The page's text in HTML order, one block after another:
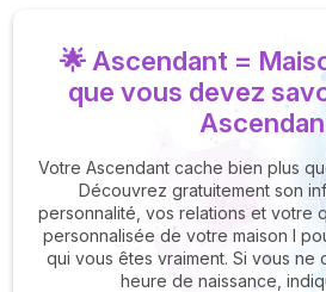
🌟 Ascendant =
que vous devez
Votre Ascendant cache bien plus
Découvrez gratuitement son
personnalité, vos relations et votre
personnalisée de votre maison I
qui vous êtes vraiment. Si vous ne
heure de naissance,